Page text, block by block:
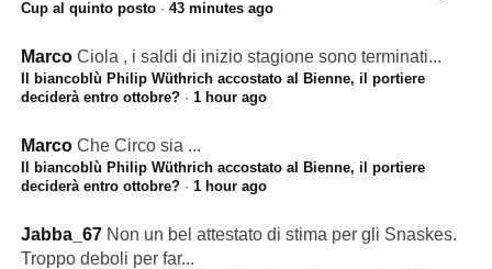
Cup al quinto posto· 43 minutes ago
Marco Ciola , i saldi di inizio stagione sono terminati...
Il biancoblù Philip Wüthrich accostato al Bienne, il portiere
deciderà entro ottobre?· 1 hour ago
Marco Che Circo sia ...
Il biancoblù Philip Wüthrich accostato al Bienne, il portiere
deciderà entro ottobre?· 1 hour ago
Jabba_67 Non un bel attestato di stima per gli Snaskes.
Troppo deboli per far...